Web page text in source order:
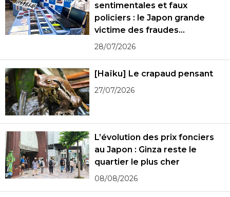
sentimentales et faux
policiers : le Japon grande
victime des fraudes
spécialisées
28/07/2026
[Haïku] Le crapaud pensant
27/07/2026
L’évolution des prix fonciers
au Japon : Ginza reste le
quartier le plus cher
08/08/2026